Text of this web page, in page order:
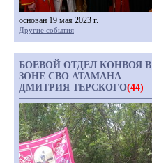
основан 19 мая 2023 г.
Другие события
БОЕВОЙ ОТДЕЛ КОНВОЯ В
ЗОНЕ СВО АТАМАНА
ДМИТРИЯ ТЕРСКОГО(44)